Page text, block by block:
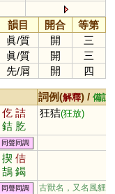
韻目 開合
等第
眞/質 開
三
眞/質 開
三
先/屑 開 四
詞例(解釋) / 備註
仡 詰
銡 肐
狂狤(狂放)
同聲同調
揳 佶
鴶 鍻
同聲同調 古獸名，又名風貍